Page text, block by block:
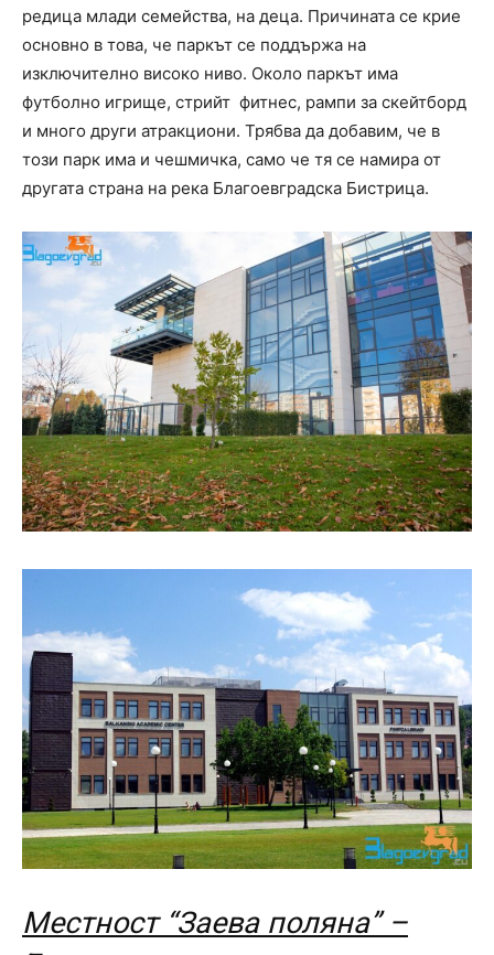
редица млади семейства, на деца. Причината се крие
основно в това, че паркът се поддържа на
изключително високо ниво. Около паркът има
футболно игрище, стрийт фитнес, рампи за скейтборд
и много други атракциони. Трябва да добавим, че в
този парк има и чешмичка, само че тя се намира от
другата страна на река Благоевградска Бистрица.
Местност “Заева поляна” –